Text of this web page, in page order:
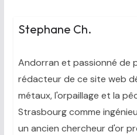
Stephane Ch.
Andorran et passionné de
rédacteur de ce site web
métaux, l'orpaillage et la
Strasbourg comme
un ancien chercheur d'or